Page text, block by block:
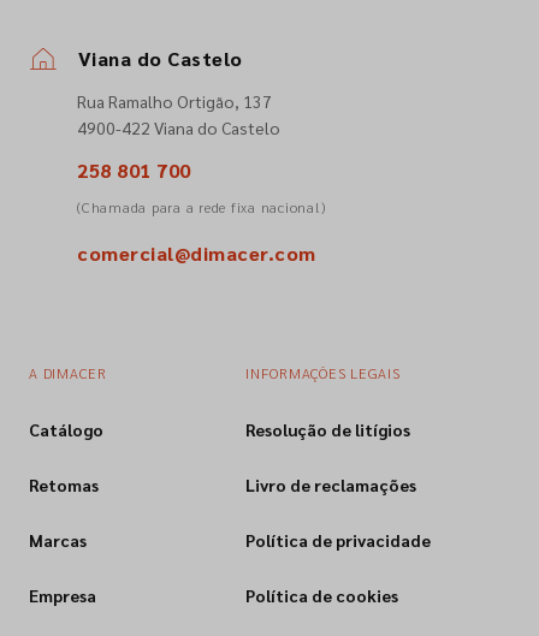
Viana do Castelo
Rua Ramalho Ortigão, 137
4900-422 Viana do Castelo
258 801 700
(Chamada para a rede fixa nacional)
comercial@dimacer.com
A DIMACER
Catálogo
Retomas
Marcas
Empresa
INFORMAÇÕES LEGAIS
Resolução de litígios
Livro de reclamações
Política de privacidade
Política de cookies